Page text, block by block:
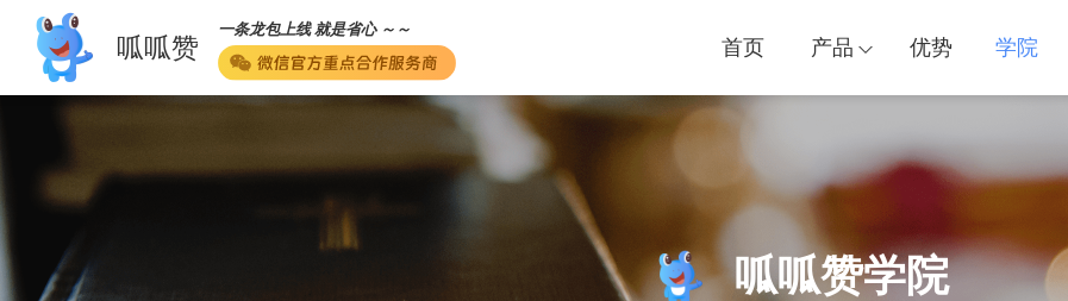
呱呱赞
一条龙包上线 就是省心 ～～
首页 产品 优势 学院
呱呱赞学院